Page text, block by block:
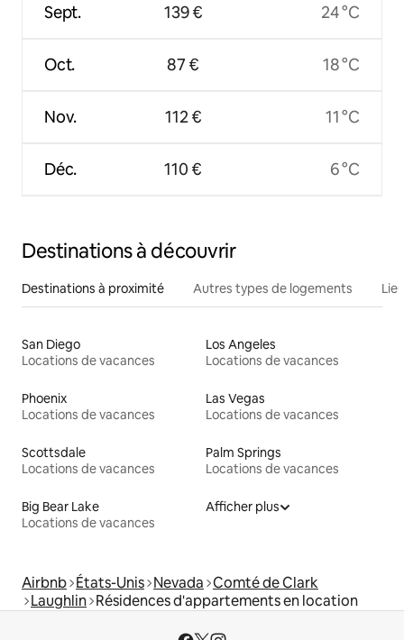
Sept.
Oct.
Nov.
Déc.
139 €
87 €
112 €
110 €
24 °C
18 °C
11 °C
6 °C
Destinations à découvrir
Destinations à proximité Autres types de logements
San Diego
Locations de vacances
Los Angeles
Locations de vacances
Phoenix
Locations de vacances
Las Vegas
Locations de vacances
Scottsdale
Locations de vacances
Palm Springs
Locations de vacances
Big Bear Lake
Locations de vacances
Afficher plus
Airbnb États-Unis Nevada Comté de Clark
Laughlin Résidences d'appartements en location